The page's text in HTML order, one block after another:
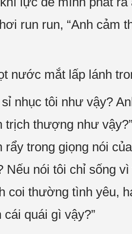
run run, “Anh cảm
nước mắt lấp lánh
nhục tôi như vậy?
thượng như
trong giọng nói
Nếu nói tôi chỉ sống
coi thường tình yêu,
quái gì vậy?”